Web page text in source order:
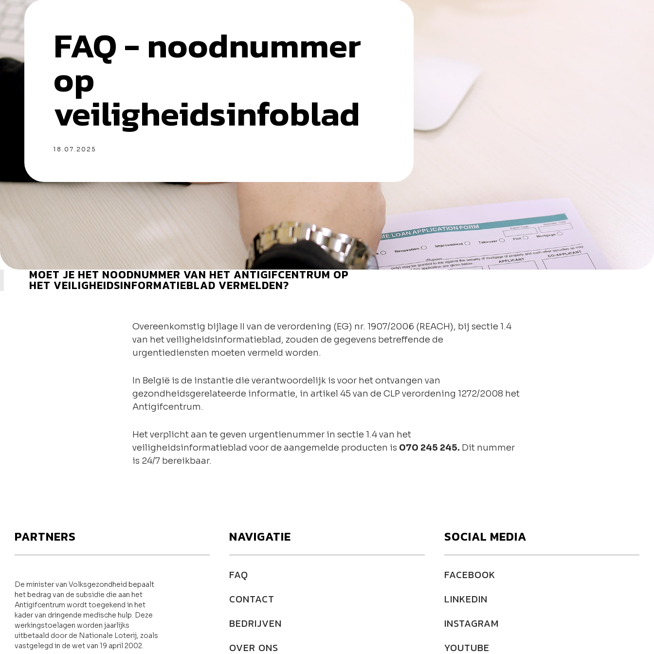
FAQ - noodnummer
op
veiligheidsinfoblad
18.07.2025
MOET JE HET NOODNUMMER VAN HET ANTIGIFCENTRUM OP
HET VEILIGHEIDSINFORMATIEBLAD VERMELDEN?
Overeenkomstig bijlage II van de verordening (EG) nr. 1907/2006 (REACH), bij sectie 1.4
van het veiligheidsinformatieblad, zouden de gegevens betreffende de
urgentiediensten moeten vermeld worden.
In België is de instantie die verantwoordelijk is voor het ontvangen van
gezondheidsgerelateerde informatie, in artikel 45 van de CLP verordening 1272/2008 het
Antigifcentrum.
Het verplicht aan te geven urgentienummer in sectie 1.4 van het
veiligheidsinformatieblad voor de aangemelde producten is 070 245 245. Dit nummer
is 24/7 bereikbaar.
PARTNERS
De minister van Volksgezondheid bepaalt
het bedrag van de subsidie die aan het
Antigifcentrum wordt toegekend in het
kader van dringende medische hulp. Deze
werkingstoelagen worden jaarlijks
uitbetaald door de Nationale Loterij, zoals
vastgelegd in de wet van 19 april 2002.
NAVIGATIE
FAQ
CONTACT
BEDRIJVEN
OVER ONS
SOCIAL MEDIA
FACEBOOK
LINKEDIN
INSTAGRAM
YOUTUBE